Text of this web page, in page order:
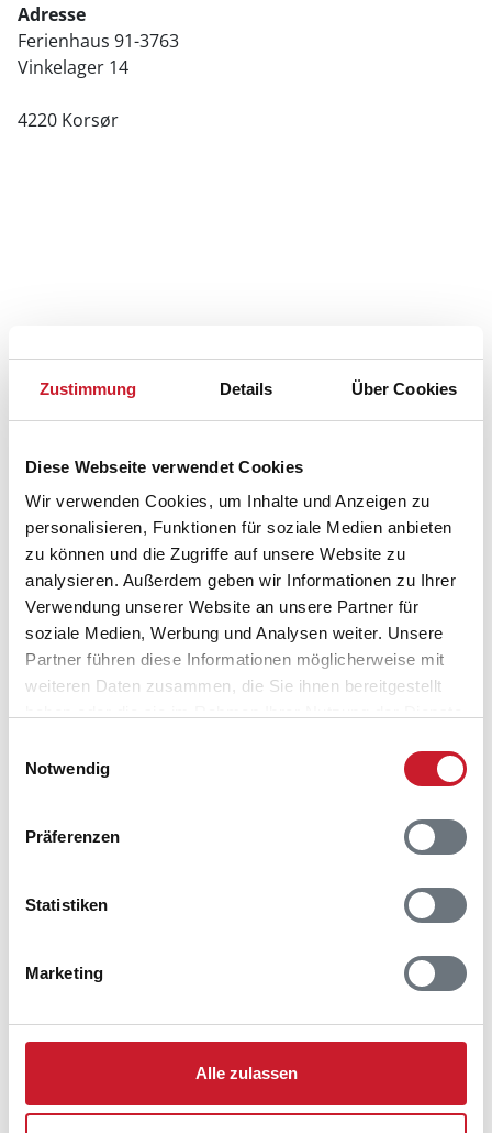
Zustimmung Details Über Cookies
Diese Webseite verwendet Cookies
Wir verwenden Cookies, um Inhalte und Anzeigen zu
personalisieren, Funktionen für soziale Medien anbieten
zu können und die Zugriffe auf unsere Website zu
analysieren. Außerdem geben wir Informationen zu Ihrer
Verwendung unserer Website an unsere Partner für
soziale Medien, Werbung und Analysen weiter. Unsere
Partner führen diese Informationen möglicherweise mit
weiteren Daten zusammen, die Sie ihnen bereitgestellt
Notwendig
Präferenzen
Statistiken
Marketing
Alle zulassen
Adresse
Ferienhaus 91-3763
Vinkelager 14
4220 Korsør
Belegungskalender
Reisedauer auswählen
Anzahl Reisende auswählen
Bitte beachten Sie, dass sich bei Änderungen des
Hausbeschreibung und/oder der Ausstattung ergeben
frei gewählter Zeitraum
2026 1 2 3 4 5 6 7 8 9 10 11
12